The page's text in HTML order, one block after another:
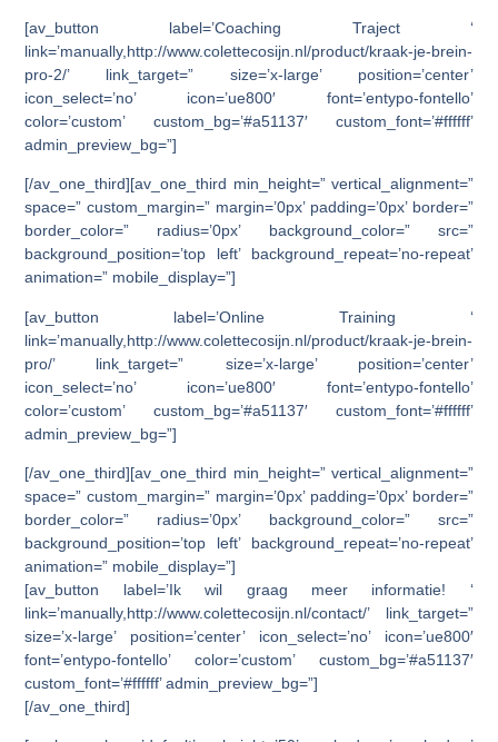
[av_button label=’Coaching Traject ‘
link=’manually,http://www.colettecosijn.nl/product/kraak-je-brein-
pro-2/’ link_target=” size=’x-large’ position=’center’
icon_select=’no’ icon=’ue800′ font=’entypo-fontello’
color=’custom’ custom_bg=’#a51137′ custom_font=’#ffffff’
admin_preview_bg=”]
[/av_one_third][av_one_third min_height=” vertical_alignment=”
space=” custom_margin=” margin=’0px’ padding=’0px’ border=”
border_color=” radius=’0px’ background_color=” src=”
background_position=’top left’ background_repeat=’no-repeat’
animation=” mobile_display=”]
[av_button label=’Online Training ‘
link=’manually,http://www.colettecosijn.nl/product/kraak-je-brein-
pro/’ link_target=” size=’x-large’ position=’center’
icon_select=’no’ icon=’ue800′ font=’entypo-fontello’
color=’custom’ custom_bg=’#a51137′ custom_font=’#ffffff’
admin_preview_bg=”]
[/av_one_third][av_one_third min_height=” vertical_alignment=”
space=” custom_margin=” margin=’0px’ padding=’0px’ border=”
border_color=” radius=’0px’ background_color=” src=”
background_position=’top left’ background_repeat=’no-repeat’
animation=” mobile_display=”]
[av_button label=’Ik wil graag meer informatie! ‘
link=’manually,http://www.colettecosijn.nl/contact/’ link_target=”
size=’x-large’ position=’center’ icon_select=’no’ icon=’ue800′
font=’entypo-fontello’ color=’custom’ custom_bg=’#a51137′
custom_font=’#ffffff’ admin_preview_bg=”]
[/av_one_third]